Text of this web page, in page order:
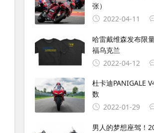
张）
2022-04-11
哈雷戴维森发布限
福乌克兰
2022-04-12
杜卡迪PANIGALE
数
2022-01-29
男人的梦想座驾！